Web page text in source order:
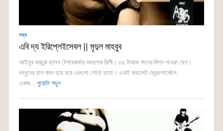
গদ্য
এবি দ্য ইরিপ্লেইসেবল || মৃদুল মাহবুব
আইয়ুব বাচ্চুরা হলেন টেপরেকর্ডার আমলের শিল্পী। ৩৫ টাকায় গানের ফিতা পাওয়া যেত।
বন্ধুদের হাত বদল হয়ে হয়ে এগুলো শোনা হতো। একই ক্যাসেট ফ্রেন্ডসার্কেলে
একজ... পুরোটা পড়ুন